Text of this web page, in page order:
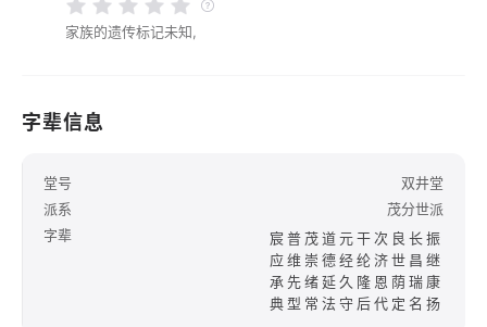
家族的遗传标记未知,
字辈信息
堂号
双井堂
派系
茂分世派
字辈
宸普茂道元干次良长振
应维崇德经纶济世昌继
承先绪延久隆恩荫瑞康
典型常法守后代定名扬